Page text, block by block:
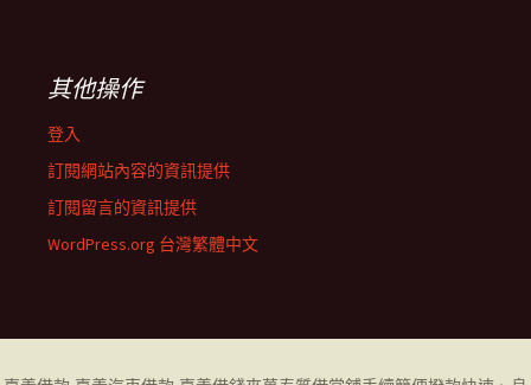
其他操作
登入
訂閱網站內容的資訊提供
訂閱留言的資訊提供
WordPress.org 台灣繁體中文